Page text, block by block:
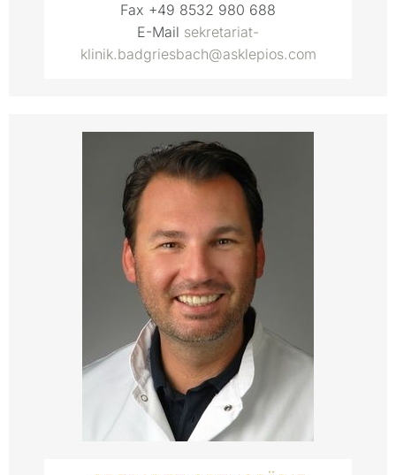
Fax +49 8532 980 688
E-Mail sekretariat-
klinik.badgriesbach@asklepios.com